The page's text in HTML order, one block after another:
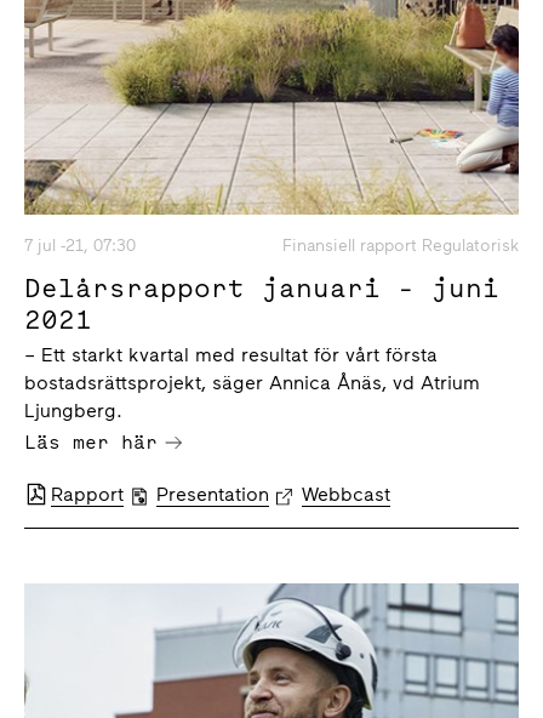
7 jul -21, 07:30 Finansiell rapport Regulatorisk
Delårsrapport januari - juni
2021
– Ett starkt kvartal med resultat för vårt första
bostadsrättsprojekt, säger Annica Ånäs, vd Atrium
Ljungberg.
Läs mer här
Rapport Presentation Webbcast